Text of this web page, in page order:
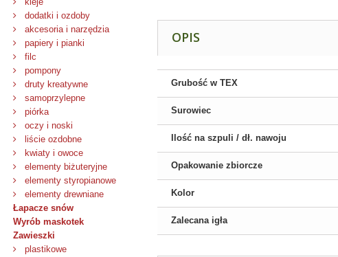
dodatki i ozdoby
akcesoria i narzędzia
papiery i pianki
filc
pompony
druty kreatywne
samoprzylepne
piórka
oczy i noski
liście ozdobne
kwiaty i owoce
elementy biżuteryjne
elementy styropianowe
elementy drewniane
Łapacze snów
Wyrób maskotek
Zawieszki
plastikowe
OPIS
Grubość w TEX
Surowiec
Ilość na szpuli / dł. nawoju
Opakowanie zbiorcze
Kolor
Zalecana igła